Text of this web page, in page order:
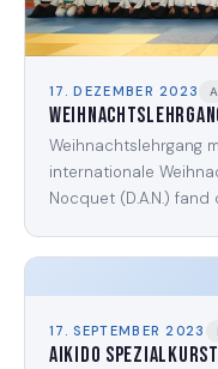
17. DEZEMBER 2023
Weihnachtslehrgang
internationale
Nocquet (D.A.N.)
17. SEPTEMBER 2023
Aikido